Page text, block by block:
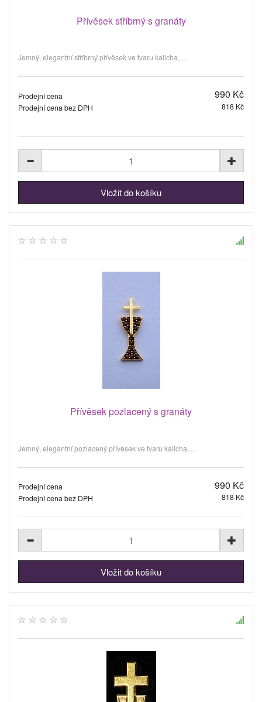
Přívěsek stříbrný s granáty
Jemný, elegantní stříbrný přívěsek ve tvaru kalicha, ...
Prodejní cena 990 Kč
Prodejní cena bez DPH 818 Kč
Přívěsek pozlacený s granáty
Jemný, elegantní pozlacený přívěsek ve tvaru kalicha, ...
Prodejní cena 990 Kč
Prodejní cena bez DPH 818 Kč